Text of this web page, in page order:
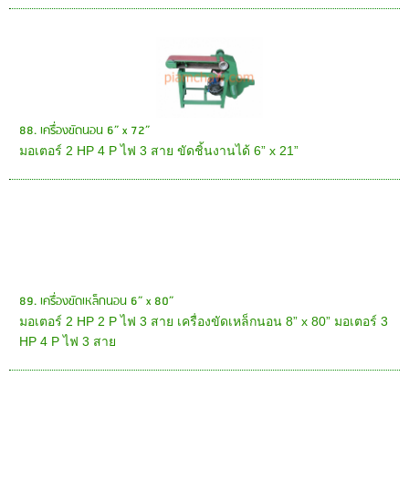
88. เครื่องขัดนอน 6” x 72”
มอเตอร์ 2 HP 4 P ไฟ 3 สาย ขัดชิ้นงานได้ 6” x 21”
89. เครื่องขัดเหล็กนอน 6” x 80”
มอเตอร์ 2 HP 2 P ไฟ 3 สาย เครื่องขัดเหล็กนอน 8” x 80” มอเตอร์ 3
HP 4 P ไฟ 3 สาย